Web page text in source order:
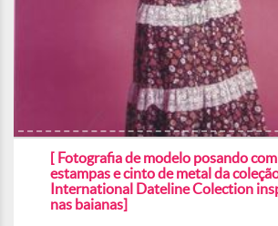
[ Fotografia de modelo posando
estampas e cinto de metal da
International Dateline Colection
nas baianas]